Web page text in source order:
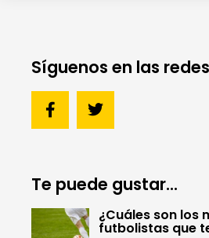
Síguenos en las redes
Te puede gustar...
¿Cuáles son los
futbolistas que